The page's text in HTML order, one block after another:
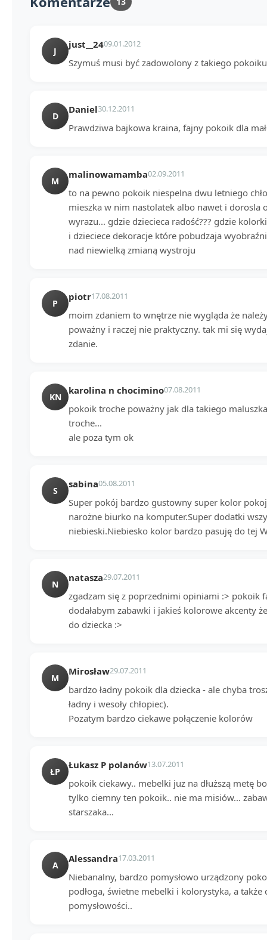
J
just__2409.01.2012
Szymuś musi być zadowolony z takiego
D
Daniel30.12.2011
Prawdziwa bajkowa kraina, fajny pokoik dla
M
malinowamamba02.09.2011
to na pewno pokoik niespelna dwu letniego
mieszka w nim nastolatek albo nawet i dorosla
wyrazu... gdzie dziecieca radość??? gdzie
i dzieciece dekoracje które pobudzaja
nad niewielką zmianą wystroju
P
piotr17.08.2011
moim zdaniem to wnętrze nie wygląda że
poważny i raczej nie praktyczny. tak mi się
zdanie.
KN
karolina n chocimino07.08.2011
pokoik troche poważny jak dla takiego
troche...
ale poza tym ok
S
sabina05.08.2011
Super pokój bardzo gustowny super kolor
narożne biurko na komputer.Super dodatki
niebieski.Niebiesko kolor bardzo pasuję do tej
N
natasza29.07.2011
zgadzam się z poprzednimi opiniami :> pokoik
dodałabym zabawki i jakieś kolorowe akcenty
do dziecka :>
M
Mirosław29.07.2011
bardzo ładny pokoik dla dziecka - ale chyba
ładny i wesoły chłopiec).
Pozatym bardzo ciekawe połączenie kolorów
ŁP
Łukasz P polanów13.07.2011
pokoik ciekawy.. mebelki juz na dłuższą metę
tylko ciemny ten pokoik.. nie ma misiów...
starszaka...
A
Alessandra17.03.2011
Niebanalny, bardzo pomysłowo urządzony
podłoga, świetne mebelki i kolorystyka, a
pomysłowości..